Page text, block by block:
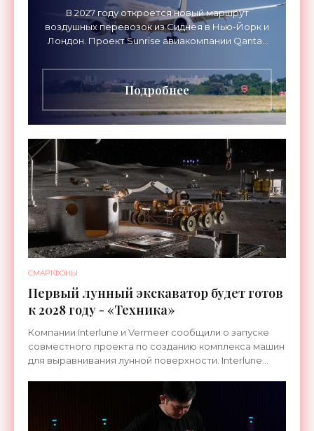
В 2027 году откроется новый маршрут
воздушных перевозок из Сиднея в Нью-Йорк и
Лондон. Проект Sunrise авиакомпании Qantas
длительностью до 24
Подробнее
СМАРТФОНЫ
Первый лунный экскаватор будет готов
к 2028 году - «Техника»
Компании Interlune и Vermeer сообщили о запуске
совместного проекта по созданию комплекса машин
для выравнивания лунной поверхности. Interlune